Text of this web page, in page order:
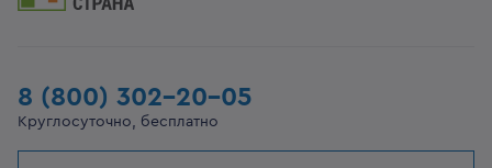
8 (800) 302-20-05
Круглосуточно, бесплатно